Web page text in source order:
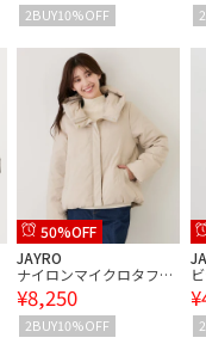
2BUY10%OFF
50%OFF
JAYRO
ナイロンマイクロタフタ
ショートダウン
¥8,250
2BUY10%OFF